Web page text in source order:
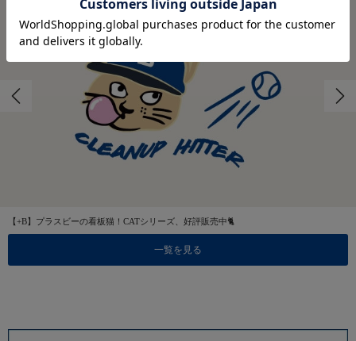
【+B】プラスビーの看板猫！CATシリーズ、好評販売中🐈
一覧を見る